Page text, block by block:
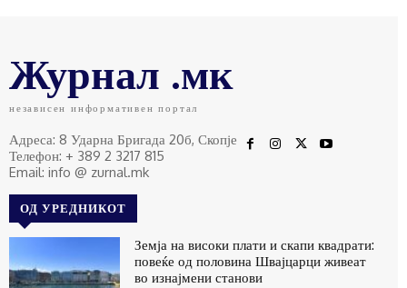
Журнал .мк
независен информативен портал
Адреса: 8 Ударна Бригада 20б, Скопје
Телефон: + 389 2 3217 815
Email: info @ zurnal.mk
ОД УРЕДНИКОТ
Земја на високи плати и скапи квадрати:
повеќе од половина Швајцарци живеат
во изнајмени станови